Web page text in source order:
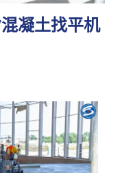
凝土找平机